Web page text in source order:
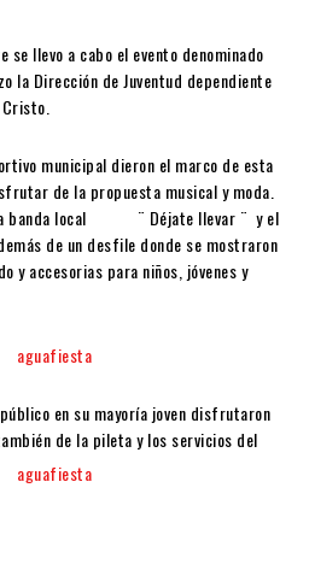
llevo a cabo el evento denominado
la Dirección de Juventud dependiente
municipal dieron el marco de esta
de la propuesta musical y moda.
la banda local ¨ Déjate llevar ¨ y el
de un desfile donde se mostraron
y accesorias para niños, jóvenes y
en su mayoría joven disfrutaron
de la pileta y los servicios del